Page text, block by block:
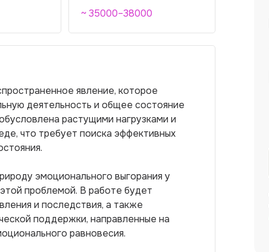
~ 35000–38000
явление, которое
деятельность и общее состояние
растущими нагрузками и
что требует поиска эффективных
эмоционального выгорания у
проблемой. В работе будет
и последствия, а также
поддержки, направленные на
равновесия.